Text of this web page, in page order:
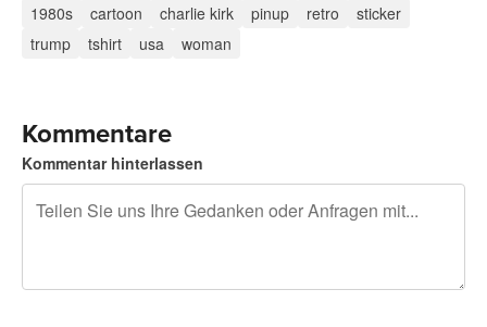
1980s cartoon charlie kirk pinup retro
sticker
trump
tshirt usa woman
Kommentare
Kommentar hinterlassen